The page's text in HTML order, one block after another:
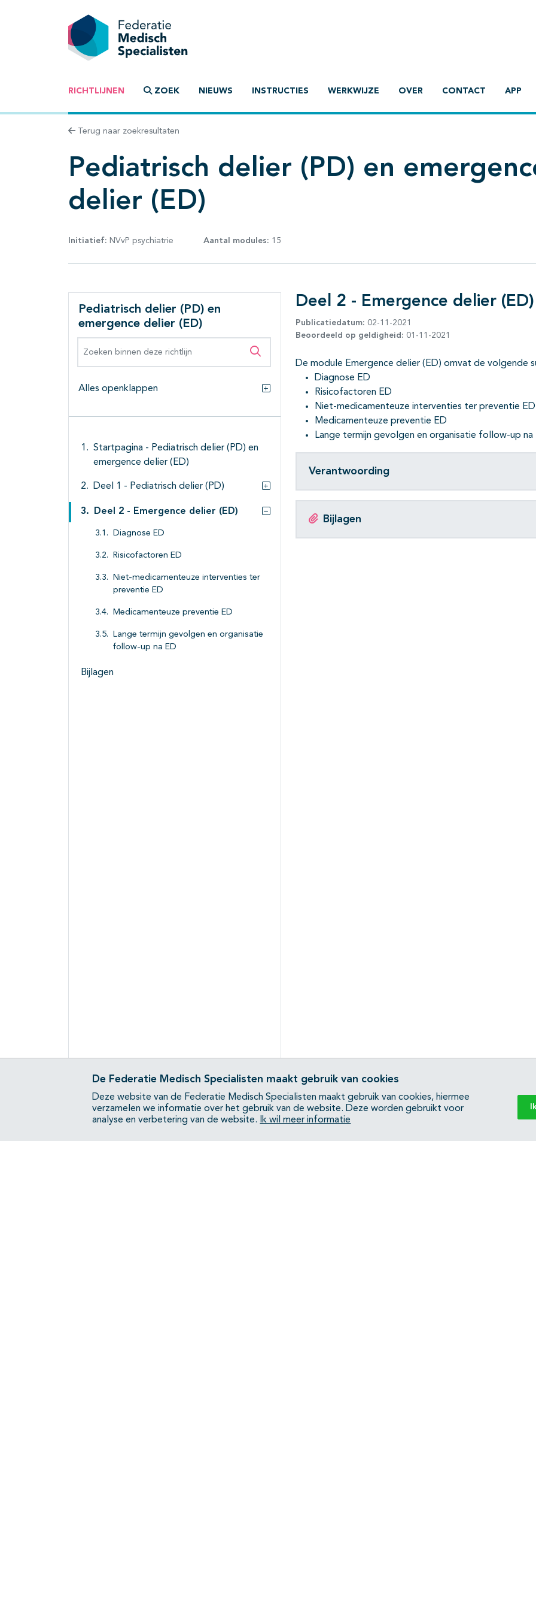
RICHTLIJNEN ZOEK NIEUWS INSTRUCTIES WERKWIJZE OVER CONTACT APP
Terug naar zoekresultaten
Pediatrisch delier (PD) en
delier (ED)
Initiatief: NVvP psychiatrie Aantal modules: 15
Pediatrisch delier (PD) en
emergence delier (ED)
Zoeken binnen deze richtlijn
Alles openklappen
Alles openklappen
Startpagina - Pediatrisch delier (PD) en
emergence delier (ED)
Deel 1 - Pediatrisch delier (PD)
Subpagina's open- en dichtklappen
Deel 2 - Emergence delier (ED)
Subpagina's open- en dichtklappen
Diagnose ED
Risicofactoren ED
Niet-medicamenteuze interventies ter
preventie ED
Medicamenteuze preventie ED
Lange termijn gevolgen en organisatie
follow-up na ED
Bijlagen
Deel 2 - Emergence delier (ED)
Publicatiedatum: 02-11-2021
Beoordeeld op geldigheid: 01-11-2021
De module Emergence delier (ED) omvat de volgende
Diagnose ED
Risicofactoren ED
Niet-medicamenteuze interventies ter preventie ED
Medicamenteuze preventie ED
Lange termijn gevolgen en organisatie follow-up na
Verantwoording
Bijlagen
De Federatie Medisch Specialisten maakt gebruik van cookies
Deze website van de Federatie Medisch Specialisten maakt gebruik van cookies, hiermee
verzamelen we informatie over het gebruik van de website. Deze worden gebruikt voor
analyse en verbetering van de website.
Ik wil meer informatie